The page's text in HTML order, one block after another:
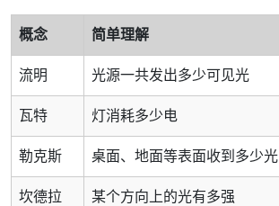
概念 简单理解
流明 光源一共发出多少可见光
瓦特 灯消耗多少电
勒克斯 桌面、地面等表面收到多少光
坎德拉 某个方向上的光有多强